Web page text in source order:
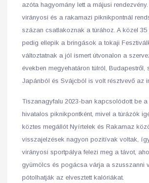
azóta hagyomány lett a májusi
virányosi és a rakamazi piknikpontnál
százan csatlakoznak a túrához. A közel 35
pedig ellepik a bringások a tokaji
változtatnak a jól ismert útvonalon a
években megyehatáron túlról, Budapestről,
Japánból és Svájcból is volt résztvevő az
Tiszanagyfalu 2023-ban kapcsolódott be a
hivatalos piknikpontként, mivel a túrázók
köztes megállót Nyírtelek és Rakamaz
visszajelzések nagyon pozitívak voltak,
virányosi sportpálya felezi meg a távot,
gyümölcs és pogácsa várja a szusszanni
pótolhatják az elvesztett kalóriákat.